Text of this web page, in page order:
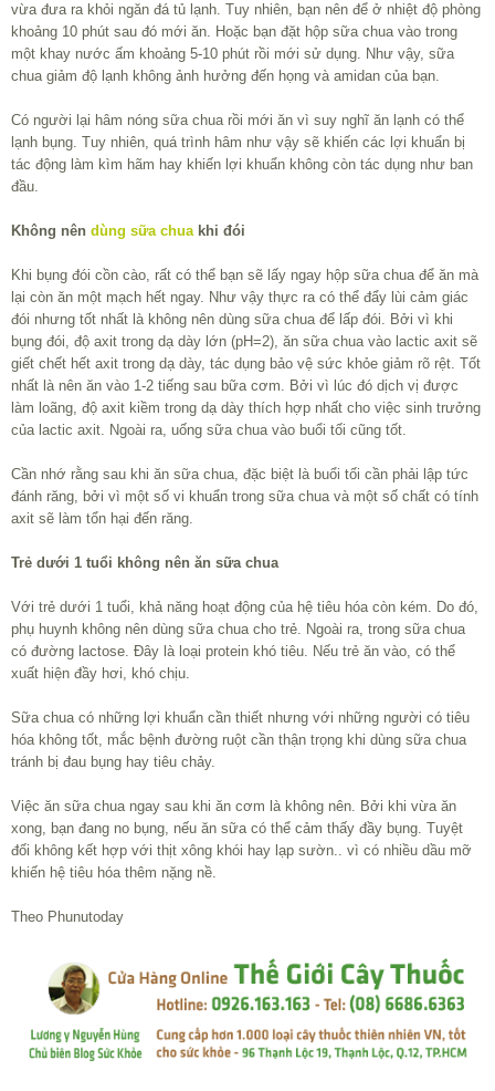
vừa đưa ra khỏi ngăn đá tủ lạnh. Tuy nhiên, bạn nên để ở nhiệt độ phòng
khoảng 10 phút sau đó mới ăn. Hoặc bạn đặt hộp sữa chua vào trong
một khay nước ấm khoảng 5-10 phút rồi mới sử dụng. Như vậy, sữa
chua giảm độ lạnh không ảnh hưởng đến họng và amidan của bạn.
Có người lại hâm nóng sữa chua rồi mới ăn vì suy nghĩ ăn lạnh có thể
lạnh bụng. Tuy nhiên, quá trình hâm như vậy sẽ khiến các lợi khuẩn bị
tác động làm kìm hãm hay khiến lợi khuẩn không còn tác dụng như ban
đầu.
Không nên dùng sữa chuakhi đói
Khi bụng đói cồn cào, rất có thể bạn sẽ lấy ngay hộp sữa chua để ăn mà
lại còn ăn một mạch hết ngay. Như vậy thực ra có thể đẩy lùi cảm giác
đói nhưng tốt nhất là không nên dùng sữa chua để lấp đói. Bởi vì khi
bụng đói, độ axit trong dạ dày lớn (pH=2), ăn sữa chua vào lactic axit sẽ
giết chết hết axit trong dạ dày, tác dụng bảo vệ sức khỏe giảm rõ rệt. Tốt
nhất là nên ăn vào 1-2 tiếng sau bữa cơm. Bởi vì lúc đó dịch vị được
làm loãng, độ axit kiềm trong dạ dày thích hợp nhất cho việc sinh trưởng
của lactic axit. Ngoài ra, uống sữa chua vào buổi tối cũng tốt.
Cần nhớ rằng sau khi ăn sữa chua, đặc biệt là buổi tối cần phải lập tức
đánh răng, bởi vì một số vi khuẩn trong sữa chua và một số chất có tính
axit sẽ làm tổn hại đến răng.
Trẻ dưới 1 tuổi không nên ăn sữa chua
Với trẻ dưới 1 tuổi, khả năng hoạt động của hệ tiêu hóa còn kém. Do đó,
phụ huynh không nên dùng sữa chua cho trẻ. Ngoài ra, trong sữa chua
có đường lactose. Đây là loại protein khó tiêu. Nếu trẻ ăn vào, có thể
xuất hiện đầy hơi, khó chịu.
Sữa chua có những lợi khuẩn cần thiết nhưng với những người có tiêu
hóa không tốt, mắc bệnh đường ruột cần thận trọng khi dùng sữa chua
tránh bị đau bụng hay tiêu chảy.
Việc ăn sữa chua ngay sau khi ăn cơm là không nên. Bởi khi vừa ăn
xong, bạn đang no bụng, nếu ăn sữa có thể cảm thấy đầy bụng. Tuyệt
đối không kết hợp với thịt xông khói hay lạp sườn.. vì có nhiều dầu mỡ
khiến hệ tiêu hóa thêm nặng nề.
Theo Phunutoday